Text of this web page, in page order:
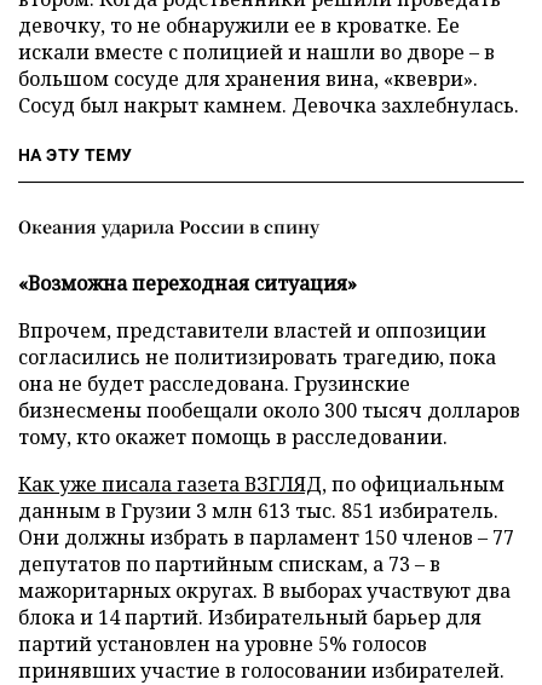
девочку, то не обнаружили ее в кроватке. Ее
искали вместе с полицией и нашли во дворе – в
большом сосуде для хранения вина, «квеври».
Сосуд был накрыт камнем. Девочка захлебнулась.
НА ЭТУ ТЕМУ
Океания ударила России в спину
«Возможна переходная ситуация»
Впрочем, представители властей и оппозиции
согласились не политизировать трагедию, пока
она не будет расследована. Грузинские
бизнесмены пообещали около 300 тысяч долларов
тому, кто окажет помощь в расследовании.
Как уже писала газета ВЗГЛЯД,по официальным
данным в Грузии 3 млн 613 тыс. 851 избиратель.
Они должны избрать в парламент 150 членов – 77
депутатов по партийным спискам, а 73 – в
мажоритарных округах. В выборах участвуют два
блока и 14 партий. Избирательный барьер для
партий установлен на уровне 5% голосов
принявших участие в голосовании избирателей.